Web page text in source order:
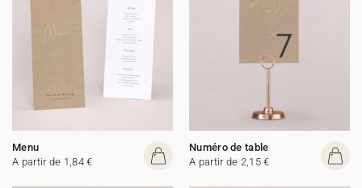
Menu
A partir de 1,84 €
Numéro de table
A partir de 2,15 €